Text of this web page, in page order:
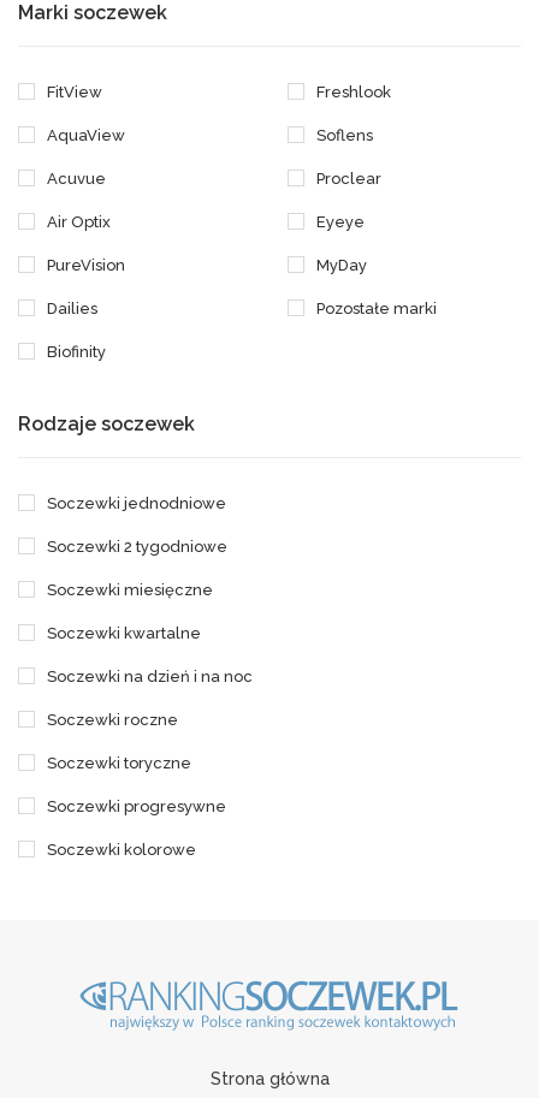
Marki soczewek
FitView
AquaView
Acuvue
Air Optix
PureVision
Dailies
Biofinity
Freshlook
Soflens
Proclear
Eyeye
MyDay
Pozostałe marki
Rodzaje soczewek
Soczewki jednodniowe
Soczewki 2 tygodniowe
Soczewki miesięczne
Soczewki kwartalne
Soczewki na dzień i na noc
Soczewki roczne
Soczewki toryczne
Soczewki progresywne
Soczewki kolorowe
Strona główna